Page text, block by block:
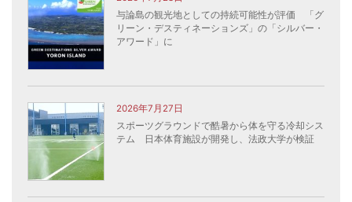
与論島の観光地としての持続可能性が評価 「グ
リーン・デスティネーションズ」の「シルバー・
アワード」に
2026年7月27日
スポーツグラウンドで酷暑から体を守る冷却シス
テム 日本体育施設が開発し、法政大学が検証